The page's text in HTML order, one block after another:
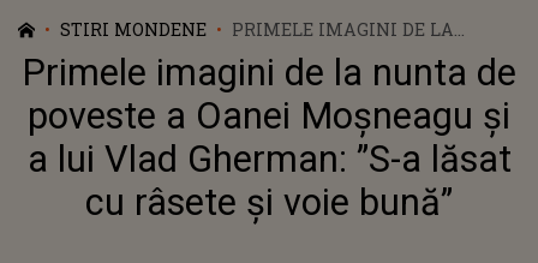
STIRI MONDENE
PRIMELE IMAGINI DE LA
NUNTA DE POVESTE A OANEI
MOȘNEAGU ȘI A LUI VLAD
GHERMAN: ”S-A LĂSAT CU
RÂSETE ȘI VOIE BUNĂ”
Primele imagini de la nunta de
poveste a Oanei Moșneagu și
a lui Vlad Gherman: ”S-a lăsat
cu râsete și voie bună”